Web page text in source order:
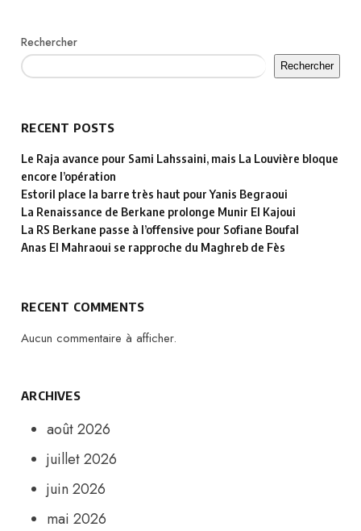
Rechercher
Rechercher
RECENT POSTS
Le Raja avance pour Sami Lahssaini, mais La Louvière bloque
encore l’opération
Estoril place la barre très haut pour Yanis Begraoui
La Renaissance de Berkane prolonge Munir El Kajoui
La RS Berkane passe à l’offensive pour Sofiane Boufal
Anas El Mahraoui se rapproche du Maghreb de Fès
RECENT COMMENTS
Aucun commentaire à afficher.
ARCHIVES
août 2026
juillet 2026
juin 2026
mai 2026